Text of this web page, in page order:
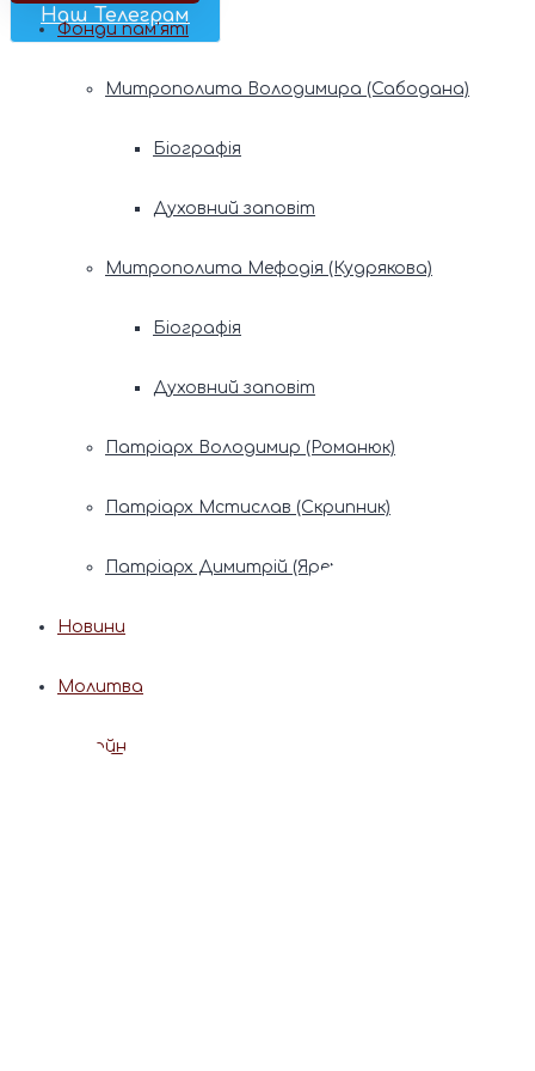
Наш Телеграм
Фонди пам’яті
Митрополита Володимира (Сабодана)
Біографія
Духовний заповіт
Митрополита Мефодія (Кудрякова)
Біографія
Духовний заповіт
Патріарх Володимир (Романюк)
Патріарх Мстислав (Скрипник)
Патріарх Димитрій (Ярема)
Новини
Молитва
Онлайн послуги